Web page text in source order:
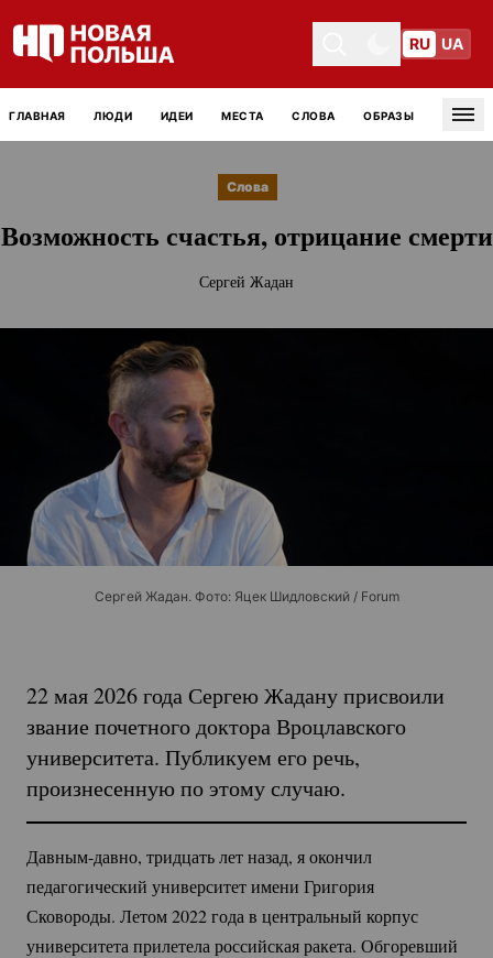
Toggle themeToggle theme
RU UA
ГЛАВНАЯ ЛЮДИ ИДЕИ МЕСТА СЛОВА ОБРАЗЫ
Слова
Возможность счастья, отрицание смерти
Сергей Жадан
Сергей Жадан. Фото: Яцек Шидловский / Forum
22 мая 2026 года Сергею Жадану присвоили
звание почетного доктора Вроцлавского
университета. Публикуем его речь,
произнесенную по этому случаю.
Давным-давно, тридцать лет назад, я окончил
педагогический университет имени Григория
Сковороды. Летом 2022 года в центральный корпус
университета прилетела российская ракета. Обгоревший